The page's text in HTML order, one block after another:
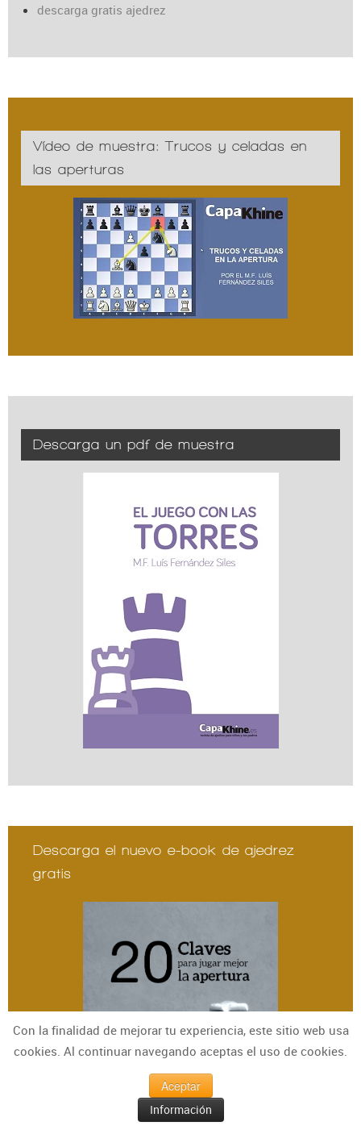
descarga gratis ajedrez
Vídeo de muestra: Trucos y celadas en
las aperturas
Descarga un pdf de muestra
Descarga el nuevo e-book de ajedrez
gratis
Con la finalidad de mejorar tu experiencia, este sitio web usa
cookies. Al continuar navegando aceptas el uso de cookies.
Aceptar
Información